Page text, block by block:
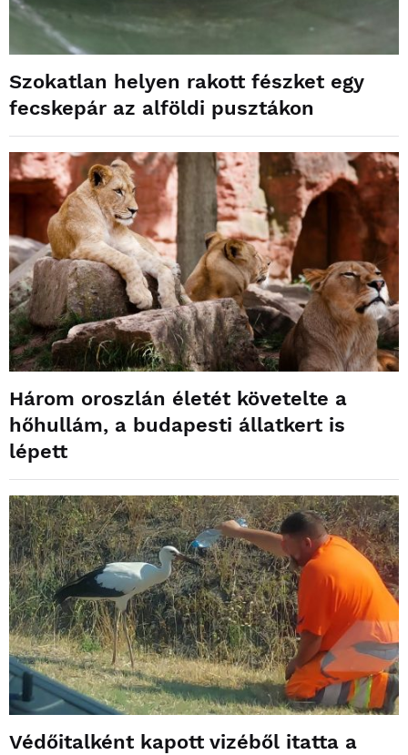
Szokatlan helyen rakott fészket egy
fecskepár az alföldi pusztákon
Három oroszlán életét követelte a
hőhullám, a budapesti állatkert is
lépett
Védőitalként kapott vizéből itatta a